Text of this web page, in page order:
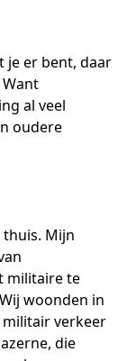
je er bent, daar
al veel
oudere
thuis. Mijn
militaire te
woonden in
militair verkeer
die